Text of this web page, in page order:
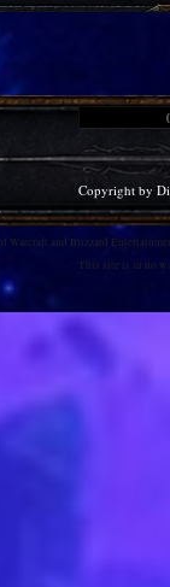
Copyright by
Warcraft and Blizzard
This site is in no